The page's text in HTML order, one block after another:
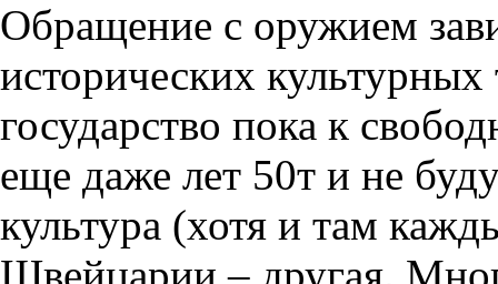
Обращение с оружием
исторических
государство пока к
еще даже лет 50т и не
культура (хотя и там